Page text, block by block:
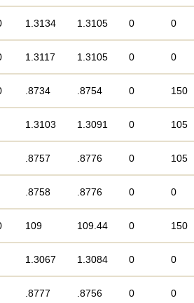
1.3134 1.3105 0 0
1.3117 1.3105 0 0
.8734 .8754 0 150
1.3103 1.3091 0 105
.8757 .8776 0 105
.8758 .8776 0 0
109 109.44 0 150
1.3067 1.3084 0 0
.8777 .8756 0 0